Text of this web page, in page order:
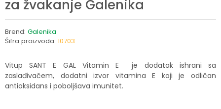
za žvakanje Galenika
Brend: Galenika
Šifra proizvoda: 10703
Vitup SANT E GAL Vitamin E je dodatak ishrani sa
zaslađivačem, dodatni izvor vitamina E koji je odličan
antioksidans i poboljšava imunitet.